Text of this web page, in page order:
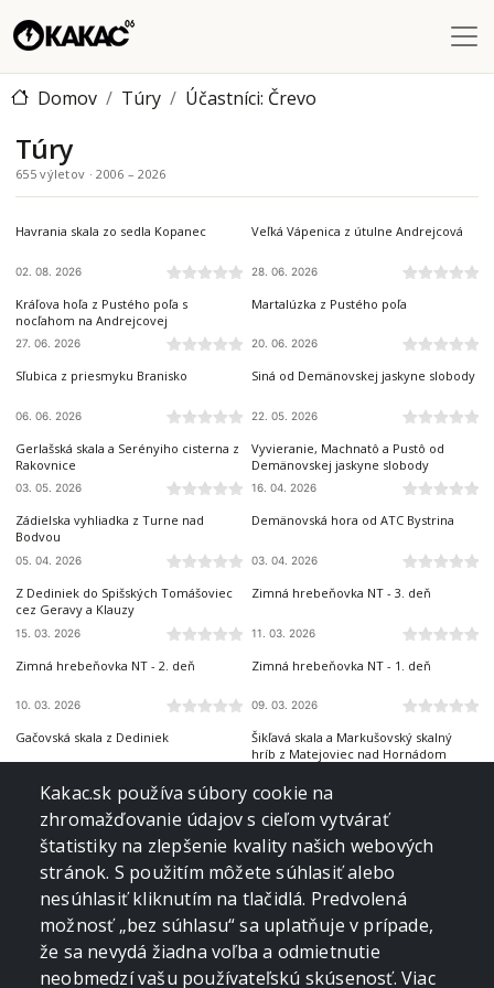
Domov Túry Účastníci: Črevo
Túry
655 výletov · 2006 – 2026
SLOVENSKÝ RAJ
Havrania skala zo sedla Kopanec
02. 08. 2026
NÍZKE TATRY
Veľká Vápenica z útulne Andrejcová
28. 06. 2026
NÍZKE TATRY
Kráľova hoľa z Pustého poľa s
nocľahom na Andrejcovej
27. 06. 2026
NÍZKE TATRY
Martalúzka z Pustého poľa
20. 06. 2026
BRANISKO A BACHUREŇ
Sľubica z priesmyku Branisko
06. 06. 2026
NÍZKE TATRY
Siná od Demänovskej jaskyne slobody
22. 05. 2026
SLOVENSKÝ KRAS
Gerlašská skala a Serényiho cisterna z
Rakovnice
03. 05. 2026
NÍZKE TATRY
Vyvieranie, Machnatô a Pustô od
Demänovskej jaskyne slobody
16. 04. 2026
SLOVENSKÝ KRAS
Zádielska vyhliadka z Turne nad
Bodvou
05. 04. 2026
NÍZKE TATRY
Demänovská hora od ATC Bystrina
03. 04. 2026
SLOVENSKÝ RAJ
Z Dediniek do Spišských Tomášoviec
cez Geravy a Klauzy
15. 03. 2026
NÍZKE TATRY
Zimná hrebeňovka NT - 3. deň
11. 03. 2026
NÍZKE TATRY
Zimná hrebeňovka NT - 2. deň
10. 03. 2026
NÍZKE TATRY
Zimná hrebeňovka NT - 1. deň
09. 03. 2026
SLOVENSKÝ RAJ
Gačovská skala z Dediniek
VOLOVSKÉ VRCHY
Šikľavá skala a Markušovský skalný
hríb z Matejoviec nad Hornádom
Minčol z Kyjova
31. 01. 2026
Panská hoľa z Liptovskej Tepličky
21. 01. 2026
LEVOČSKÉ VRCHY
Dreveník zo Žehry
11. 01. 2026
NÍZKE TATRY
Rovná hoľa z ústia Starobockej doliny
05. 01. 2026
VOLOVSKÉ VRCHY
Folkmarská skala z Kojšova cez
VOLOVSKÉ VRCHY
8. ročník vianočnej kapustnice na
Kloptani
Kakac.sk používa súbory cookie na
zhromažďovanie údajov s cieľom vytvárať
štatistiky na zlepšenie kvality našich webových
stránok. S použitím môžete súhlasiť alebo
nesúhlasiť kliknutím na tlačidlá. Predvolená
možnosť „bez súhlasu“ sa uplatňuje v prípade,
že sa nevydá žiadna voľba a odmietnutie
neobmedzí vašu používateľskú skúsenosť. Viac